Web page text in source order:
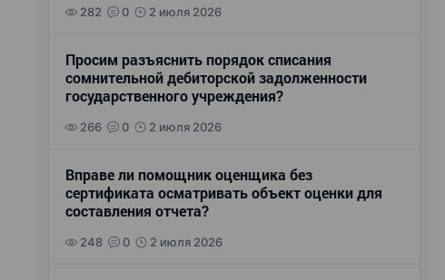
282 0 2 июля 2026
Просим разъяснить порядок списания
сомнительной дебиторской задолженности
государственного учреждения?
266 0 2 июля 2026
Вправе ли помощник оценщика без
сертификата осматривать объект оценки для
составления отчета?
248 0 2 июля 2026